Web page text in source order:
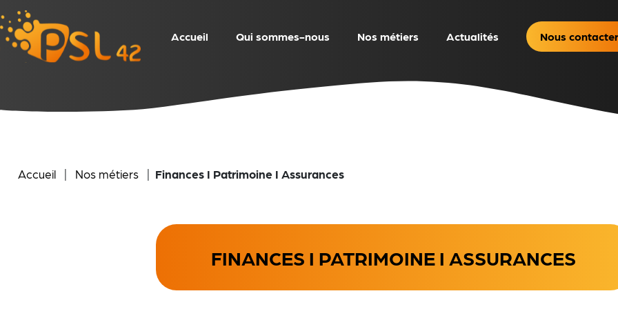
Accueil Qui sommes-nous Nos métiers Actualités Nous contacter
Accueil Nos métiers Finances I Patrimoine I Assurances
FINANCES I PATRIMOINE I ASSURANCES